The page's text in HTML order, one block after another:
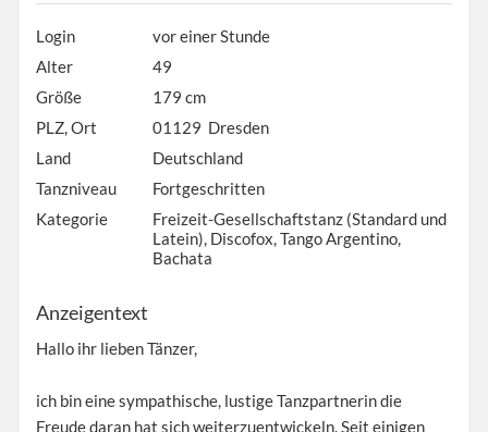
Login
vor einer Stunde
Alter
49
Größe
179 cm
PLZ, Ort
01129 Dresden
Land
Deutschland
Tanzniveau
Fortgeschritten
Kategorie
Freizeit-Gesellschaftstanz (Standard und
Latein), Discofox, Tango Argentino,
Bachata
Anzeigentext
Hallo ihr lieben Tänzer,
ich bin eine sympathische, lustige Tanzpartnerin die
Freude daran hat sich weiterzuentwickeln. Seit einigen